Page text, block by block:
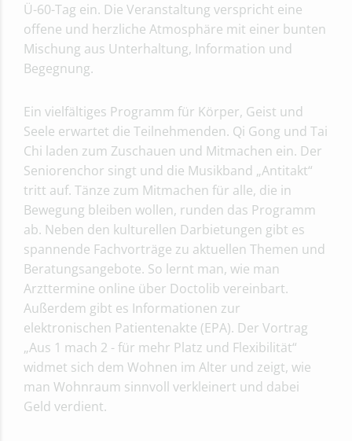
Ü-60-Tag ein. Die Veranstaltung verspricht eine
offene und herzliche Atmosphäre mit einer bunten
Mischung aus Unterhaltung, Information und
Begegnung.
Ein vielfältiges Programm für Körper, Geist und
Seele erwartet die Teilnehmenden. Qi Gong und Tai
Chi laden zum Zuschauen und Mitmachen ein. Der
Seniorenchor singt und die Musikband „Antitakt“
tritt auf. Tänze zum Mitmachen für alle, die in
Bewegung bleiben wollen, runden das Programm
ab. Neben den kulturellen Darbietungen gibt es
spannende Fachvorträge zu aktuellen Themen und
Beratungsangebote. So lernt man, wie man
Arzttermine online über Doctolib vereinbart.
Außerdem gibt es Informationen zur
elektronischen Patientenakte (EPA). Der Vortrag
„Aus 1 mach 2 - für mehr Platz und Flexibilität“
widmet sich dem Wohnen im Alter und zeigt, wie
man Wohnraum sinnvoll verkleinert und dabei
Geld verdient.